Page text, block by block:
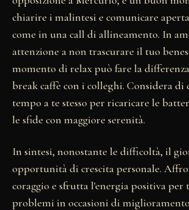
chiarire i malintesi e comunicare
come in una call di allineamento. In
attenzione a non trascurare il tuo
momento di relax può fare la
break caffè con i colleghi. Considera di
tempo a te stesso per ricaricare le
le sfide con maggiore serenità.
In sintesi, nonostante le difficoltà, il
opportunità di crescita personale.
coraggio e sfrutta l'energia positiva per
problemi in occasioni di